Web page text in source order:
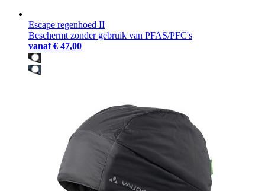
Escape regenhoed II
Beschermt zonder gebruik van PFAS/PFC's
vanaf € 47,00